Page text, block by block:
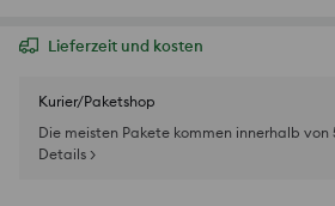
Lieferzeit und kosten
Kurier/Paketshop
Die meisten Pakete kommen innerhalb von
Details >